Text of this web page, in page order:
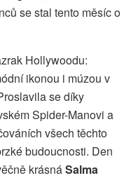
se stal tento měsíc o
Hollywoodu:
ikonou i múzou v
se díky
Spider-Manovi a
všech těchto
budoucnosti. Den
krásnáSalma